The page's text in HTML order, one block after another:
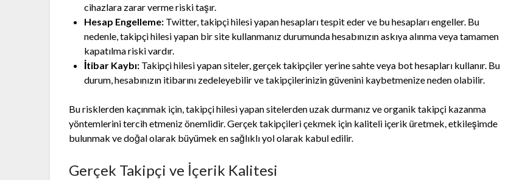
cihazlara zarar verme riski taşır.
Hesap Engelleme: Twitter, takipçi hilesi yapan hesapları tespit eder ve bu hesapları engeller. Bu
nedenle, takipçi hilesi yapan bir site kullanmanız durumunda hesabınızın askıya alınma veya tamamen
kapatılma riski vardır.
İtibar Kaybı: Takipçi hilesi yapan siteler, gerçek takipçiler yerine sahte veya bot hesapları kullanır. Bu
durum, hesabınızın itibarını zedeleyebilir ve takipçilerinizin güvenini kaybetmenize neden olabilir.
Bu risklerden kaçınmak için, takipçi hilesi yapan sitelerden uzak durmanız ve organik takipçi kazanma
yöntemlerini tercih etmeniz önemlidir. Gerçek takipçileri çekmek için kaliteli içerik üretmek, etkileşimde
bulunmak ve doğal olarak büyümek en sağlıklı yol olarak kabul edilir.
Gerçek Takipçi ve İçerik Kalitesi